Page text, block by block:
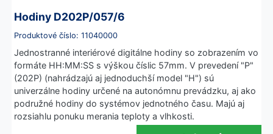
Hodiny D202P/057/6
Produktové číslo: 11040000
Jednostranné interiérové digitálne hodiny so zobrazením vo
formáte HH:MM:SS s výškou číslic 57mm. V prevedení "P"
(202P) (nahrádzajú aj jednoduchší model "H") sú
univerzálne hodiny určené na autonómnu prevádzku, aj ako
podružné hodiny do systémov jednotného času. Majú aj
rozsiahlu ponuku merania teploty a vlhkosti.